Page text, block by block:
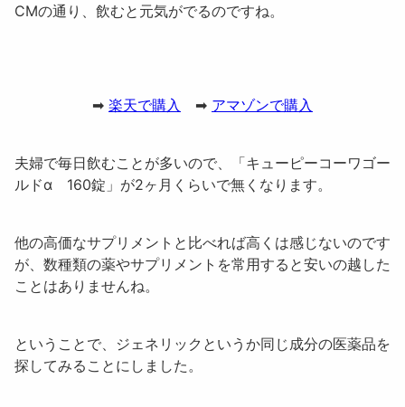
CMの通り、飲むと元気がでるのですね。
➡ 楽天で購入 ➡ アマゾンで購入
夫婦で毎日飲むことが多いので、「キューピーコーワゴー
ルドα 160錠 」が2ヶ月くらいで無くなります。
他の高価なサプリメントと比べれば高くは感じないのです
が、数種類の薬やサプリメントを常用すると安いの越した
ことはありませんね。
ということで、ジェネリックというか同じ成分の医薬品を
探してみることにしました。